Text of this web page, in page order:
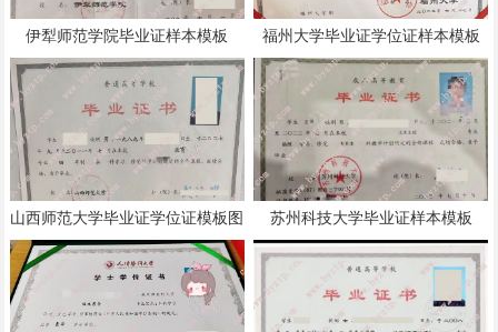
伊犁师范学院毕业证样本模板 福州大学毕业证学位证样本模板
山西师范大学毕业证学位证模板图
片
苏州科技大学毕业证样本模板